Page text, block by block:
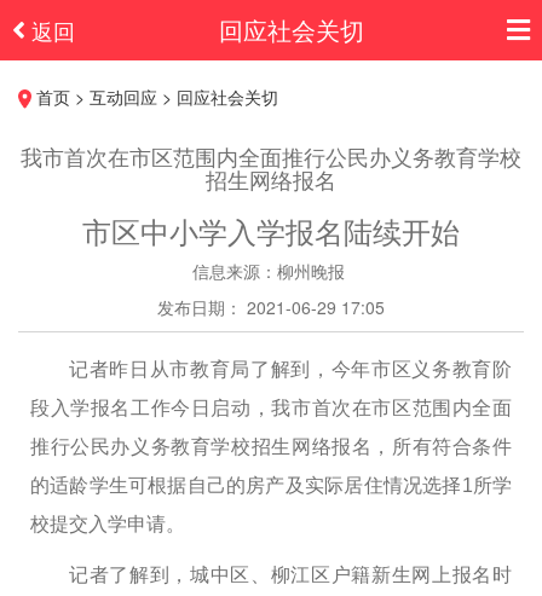
返回 回应社会关切
首页 > 互动回应 > 回应社会关切
我市首次在市区范围内全面推行公民办义务教育学校
招生网络报名
市区中小学入学报名陆续开始
信息来源：柳州晚报
发布日期： 2021-06-29 17:05
记者昨日从市教育局了解到，今年市区义务教育阶
段入学报名工作今日启动，我市首次在市区范围内全面
推行公民办义务教育学校招生网络报名，所有符合条件
的适龄学生可根据自己的房产及实际居住情况选择1所学
校提交入学申请。
记者了解到，城中区、柳江区户籍新生网上报名时